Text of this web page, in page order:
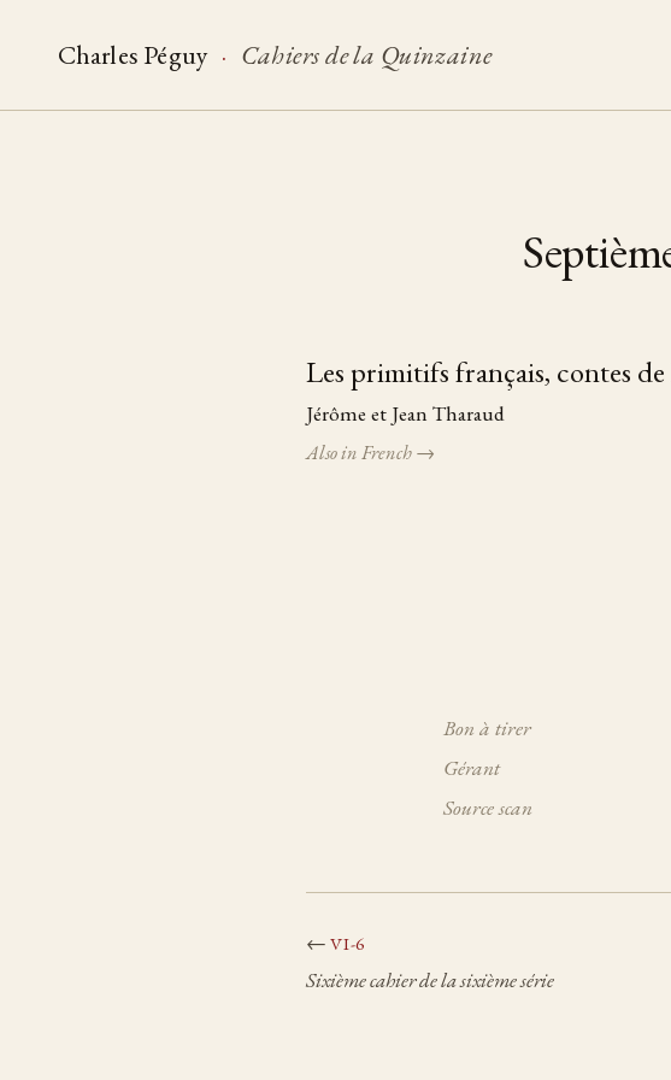
Charles Péguy · Cahiers de la Quinzaine
Table of pieces
Les primitifs français, contes
Jérôme et Jean Tharaud
Also in French →
Bon à tirer
Gérant
Source scan
← VI-6
Sixième cahier de la sixième série